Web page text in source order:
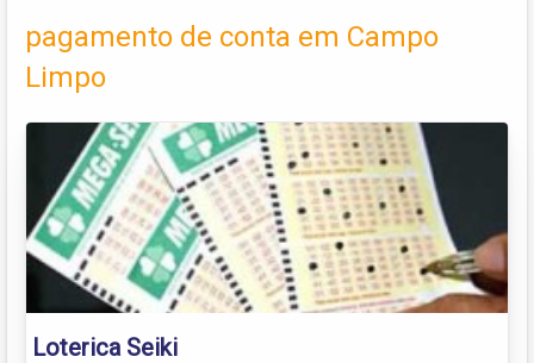
pagamento de conta em Campo
Limpo
Loterica Seiki